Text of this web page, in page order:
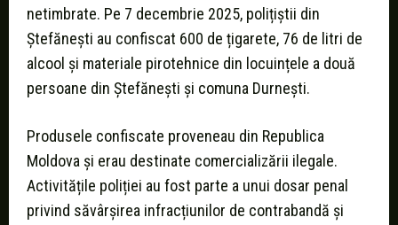
netimbrate. Pe 7 decembrie 2025, polițiștii din
Ștefănești au confiscat 600 de țigarete, 76 de litri de
alcool și materiale pirotehnice din locuințele a două
persoane din Ștefănești și comuna Durnești.
Produsele confiscate proveneau din Republica
Moldova și erau destinate comercializării ilegale.
Activitățile poliției au fost parte a unui dosar penal
privind săvârșirea infracțiunilor de contrabandă și